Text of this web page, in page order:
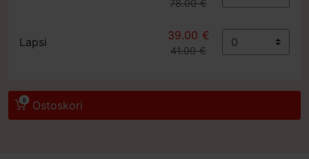
78.00 €
Lapsi
39.00 €
41.00 €
0 Ostoskori